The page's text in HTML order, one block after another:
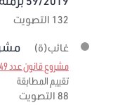
132 التصويت
غائب(ة) مشروع
مشروع قانون عدد 2018/49
تقييم المطابقة
88 التصويت